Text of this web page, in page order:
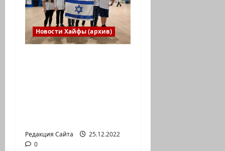
Новости Хайфы (архив)
Редакция Сайта
25.12.2022
0